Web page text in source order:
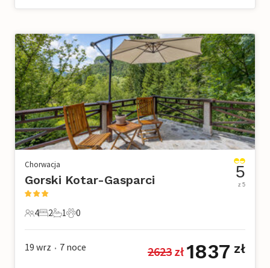
Chorwacja
Gorski Kotar-Gasparci
4 Goście
4
2 Sypialnie
2
1 Łazienka
1
0 Zwierzęta domowe
0
5
z 5
19 wrz • 7 noce 2623 zł 1837 zł